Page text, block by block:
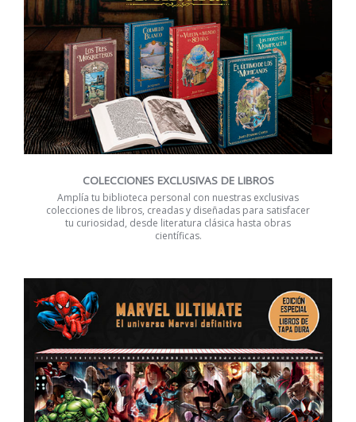
COLECCIONES EXCLUSIVAS DE LIBROS
Amplía tu biblioteca personal con nuestras exclusivas
colecciones de libros, creadas y diseñadas para satisfacer
tu curiosidad, desde literatura clásica hasta obras
científicas.